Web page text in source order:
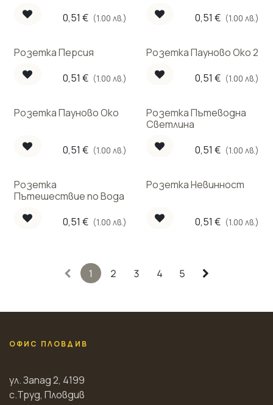
0,51 € (1.00 лв.) 0,51 € (1.00 лв.)
Розетка Персия
0,51 € (1.00 лв.)
Розетка Пауново Око 2
0,51 € (1.00 лв.)
Розетка Пауново Око
0,51 € (1.00 лв.)
Розетка Пътеводна
Светлина
0,51 € (1.00 лв.)
Розетка
Пътешествие по Вода
0,51 € (1.00 лв.)
Розетка Невинност
0,51 € (1.00 лв.)
1 2 3 4 5
ОФИС ПЛОВДИВ
ул. Запад 2, 4199
с.Труд, Пловдив